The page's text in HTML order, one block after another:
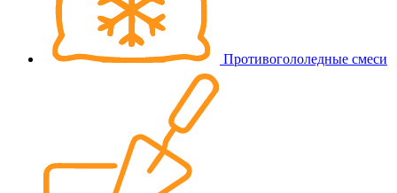
Противогололедные смеси